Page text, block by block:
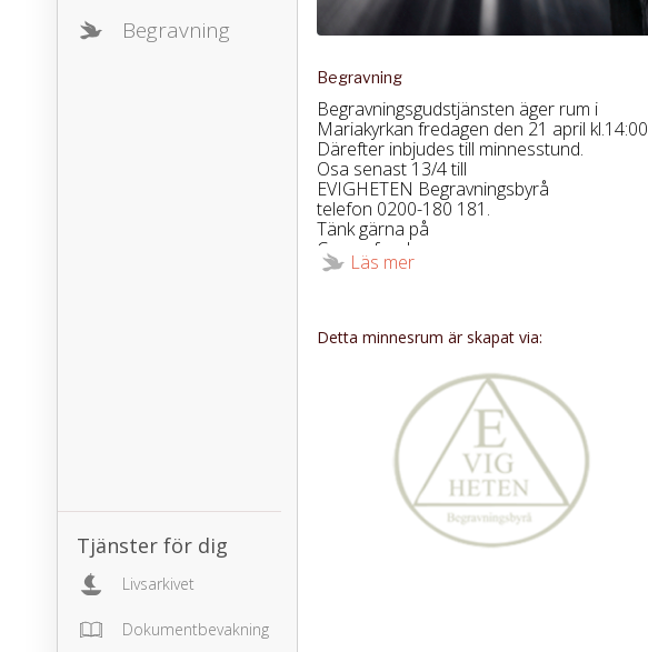
Begravning
Tjänster för dig
Livsarkivet
Dokumentbevakning
Begravning
Begravningsgudstjänsten äger rum i
Mariakyrkan fredagen den 21 april kl.14:00
Därefter inbjudes till minnesstund.
Osa senast 13/4 till
EVIGHETEN Begravningsbyrå
telefon 0200-180 181.
Tänk gärna på
Cancerfonden
tel.010-199 10 10 eller
Läs mer
Detta minnesrum är skapat via: